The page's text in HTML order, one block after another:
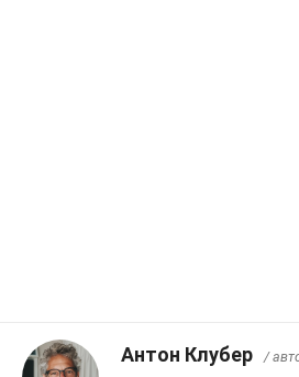
Антон Клубер /